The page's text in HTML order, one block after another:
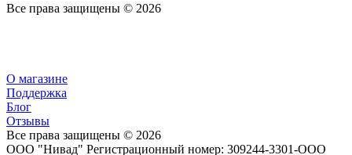
Все права защищены © 2026
О магазине
Поддержка
Блог
Отзывы
Все права защищены © 2026
ООО "Нивад" Регистрационный номер: 309244-3301-ООО